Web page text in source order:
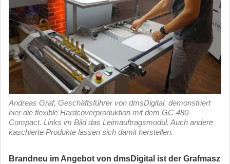
Andreas Graf, Geschäftsführer von dmsDigital, demonstriert
hier die flexible Hardcoverproduktion mit dem GC-480
Compact. Links im Bild das Leimauftragsmodul. Auch andere
kaschierte Produkte lassen sich damit herstellen.
Brandneu im Angebot von dmsDigital ist der Grafmasz